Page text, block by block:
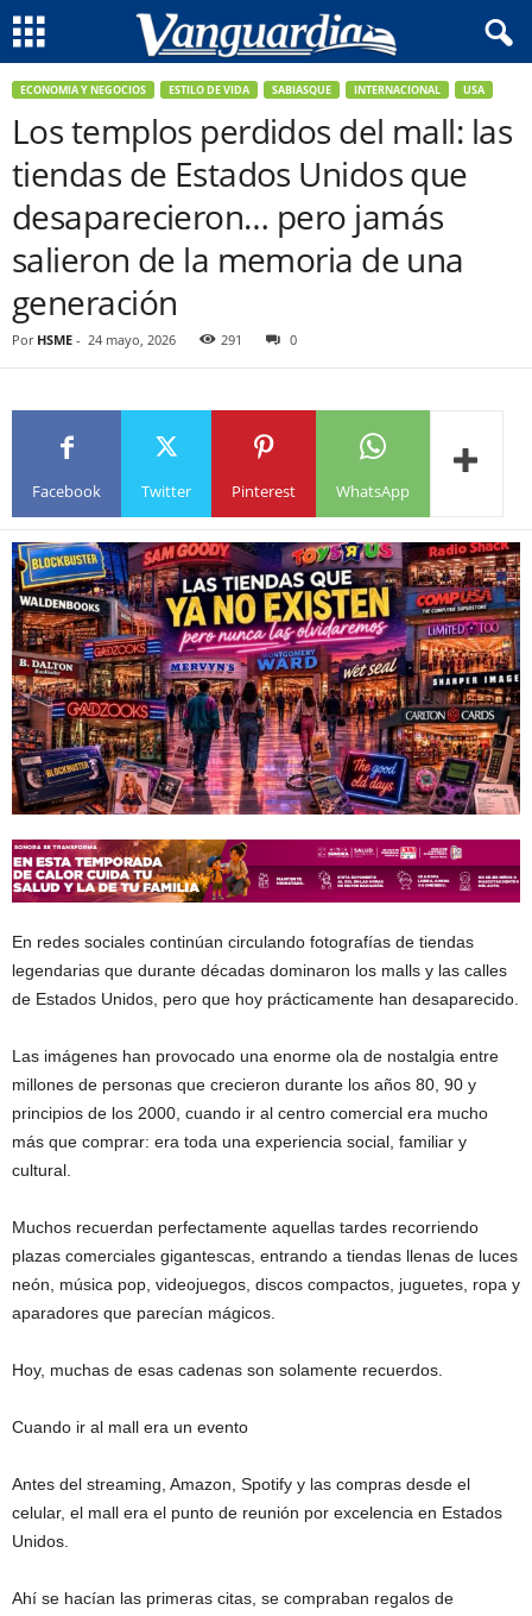
ECONOMIA Y NEGOCIOS ESTILO DE VIDA SABIASQUE INTERNACIONAL USA
Los templos perdidos del mall: las
tiendas de Estados Unidos que
desaparecieron… pero jamás
salieron de la memoria de una
generación
Por HSME - 24 mayo, 2026 291 0
Facebook Twitter Pinterest WhatsApp
En redes sociales continúan circulando fotografías de tiendas
legendarias que durante décadas dominaron los malls y las calles
de Estados Unidos, pero que hoy prácticamente han desaparecido.
Las imágenes han provocado una enorme ola de nostalgia entre
millones de personas que crecieron durante los años 80, 90 y
principios de los 2000, cuando ir al centro comercial era mucho
más que comprar: era toda una experiencia social, familiar y
cultural.
Muchos recuerdan perfectamente aquellas tardes recorriendo
plazas comerciales gigantescas, entrando a tiendas llenas de luces
neón, música pop, videojuegos, discos compactos, juguetes, ropa y
aparadores que parecían mágicos.
Hoy, muchas de esas cadenas son solamente recuerdos.
Cuando ir al mall era un evento
Antes del streaming, Amazon, Spotify y las compras desde el
celular, el mall era el punto de reunión por excelencia en Estados
Unidos.
Ahí se hacían las primeras citas, se compraban regalos de